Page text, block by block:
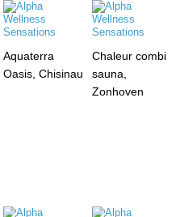
Aquaterra
Oasis, Chisinau
Chaleur combi
sauna,
Zonhoven